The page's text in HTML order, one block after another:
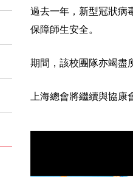
過去一年，新型冠狀病
保障師生安全。
期間，該校團隊亦竭盡
上海總會將繼續與協